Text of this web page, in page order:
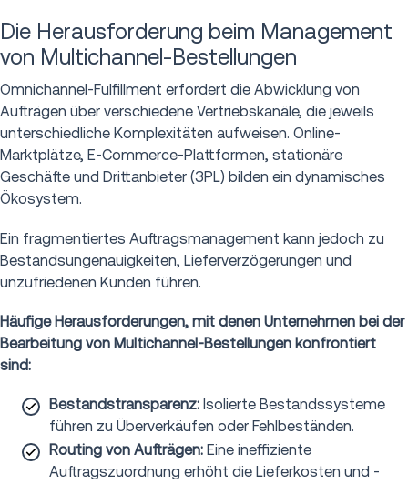
Die Herausforderung beim Management
von Multichannel-Bestellungen
Omnichannel-Fulfillment erfordert die Abwicklung von
Aufträgen über verschiedene Vertriebskanäle, die jeweils
unterschiedliche Komplexitäten aufweisen. Online-
Marktplätze, E-Commerce-Plattformen, stationäre
Geschäfte und Drittanbieter (3PL) bilden ein dynamisches
Ökosystem.
Ein fragmentiertes Auftragsmanagement kann jedoch zu
Bestandsungenauigkeiten, Lieferverzögerungen und
unzufriedenen Kunden führen.
Häufige Herausforderungen, mit denen Unternehmen bei der
Bearbeitung von Multichannel-Bestellungen konfrontiert
sind:
Bestandstransparenz: Isolierte Bestandssysteme
führen zu Überverkäufen oder Fehlbeständen.
Routing von Aufträgen: Eine ineffiziente
Auftragszuordnung erhöht die Lieferkosten und -